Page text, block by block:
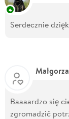
Serdecznie
Baaaardzo się
zgromadzić